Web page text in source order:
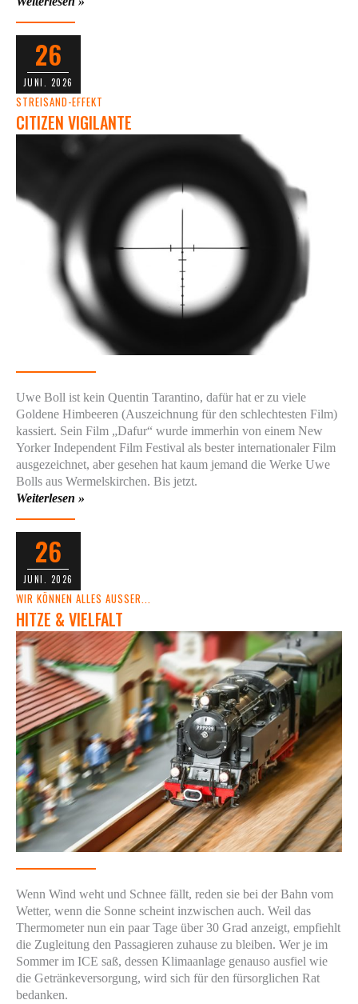
26
JUNI. 2026
STREISAND-EFFEKT
CITIZEN VIGILANTE
Uwe Boll ist kein Quentin Tarantino, dafür hat er zu viele
Goldene Himbeeren (Auszeichnung für den schlechtesten Film)
kassiert. Sein Film „Dafur“ wurde immerhin von einem New
Yorker Independent Film Festival als bester internationaler Film
ausgezeichnet, aber gesehen hat kaum jemand die Werke Uwe
Bolls aus Wermelskirchen. Bis jetzt.
Weiterlesen »
26
JUNI. 2026
WIR KÖNNEN ALLES AUSSER...
HITZE & VIELFALT
Wenn Wind weht und Schnee fällt, reden sie bei der Bahn vom
Wetter, wenn die Sonne scheint inzwischen auch. Weil das
Thermometer nun ein paar Tage über 30 Grad anzeigt, empfiehlt
die Zugleitung den Passagieren zuhause zu bleiben. Wer je im
Sommer im ICE saß, dessen Klimaanlage genauso ausfiel wie
die Getränkeversorgung, wird sich für den fürsorglichen Rat
bedanken.